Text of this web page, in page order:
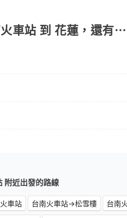
會盡可能以順路為優先，載客數
車站 到 花蓮，還有⋯
附近出發的路線
車站 台南火車站→松雪樓 台南